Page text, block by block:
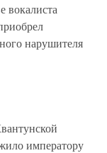
вокалиста
нарушителя
императору